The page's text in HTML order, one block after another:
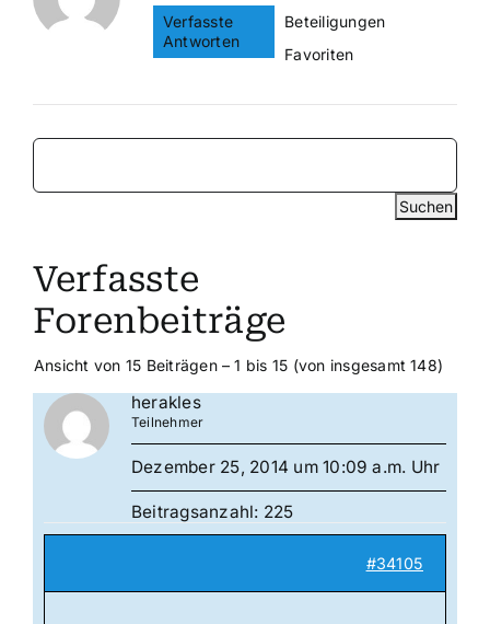
Verfasste
Antworten
Beteiligungen
Favoriten
Verfasste
Forenbeiträge
Ansicht von 15 Beiträgen – 1 bis 15 (von insgesamt 148)
herakles
Teilnehmer
Dezember 25, 2014 um 10:09 a.m. Uhr
Beitragsanzahl: 225
#34105